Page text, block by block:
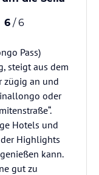
6 / 6
Pass)
steigt aus dem
zügig an und
oder
Hotels und
der Highlights
kann.
gut zu